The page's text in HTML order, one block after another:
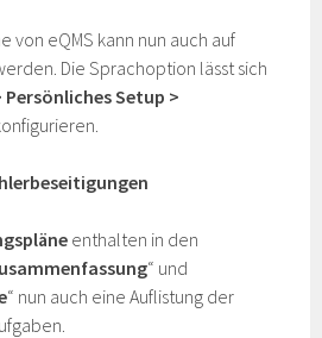
von eQMS kann nun auch auf
Die Sprachoption lässt sich
Persönliches Setup >
enthalten in den
“ und
“ nun auch eine Auflistung der